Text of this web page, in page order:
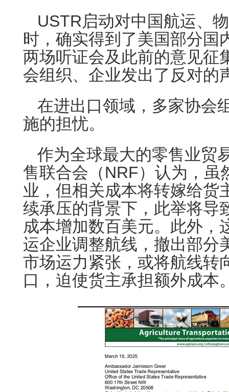
USTR启动对中国航运、
时，确实得到了美国部分国
两场听证会及此前的意见征
会组织、企业发出了反对的
在进出口领域，多家协会
施的担忧。
作为全球最大的零售业贸
售联合会（NRF）认为，虽
业，但相关成本将转嫁给货
续承压的背景下，此举将导
成本增加数百美元。此外，
运企业调整航线，撤出部分
市场运力紧张，或将航线转
口，迫使货主承担额外成本